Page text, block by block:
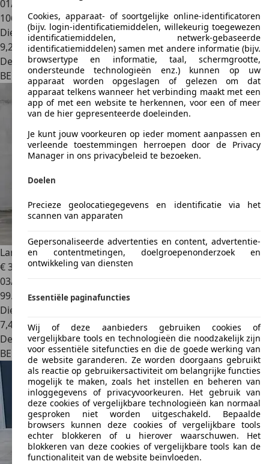
01/2011
106.235 km
Diesel
9,2 l/100 km (comb.)
Dealer
BE 3950Bocholt
Land Rover Range Rover Sport
3.0 TDV6 HSE Dynamic Black
€ 36.990
03/2019
99.999 km
Diesel
7,4 l/100 km (comb.)
Dealer
BE 8540Deerlijk
Cookies, apparaat- of soortgelijke online-identificatoren
(bijv. login-identificatiemiddelen, willekeurig toegewezen
identificatiemiddelen, netwerk-gebaseerde
identificatiemiddelen) samen met andere informatie (bijv.
browsertype en informatie, taal, schermgrootte,
ondersteunde technologieën enz.) kunnen op uw
apparaat worden opgeslagen of gelezen om dat
apparaat telkens wanneer het verbinding maakt met een
app of met een website te herkennen, voor een of meer
van de hier gepresenteerde doeleinden.
Je kunt jouw voorkeuren op ieder moment aanpassen en
verleende toestemmingen herroepen door de Privacy
Manager in ons privacybeleid te bezoeken.
Doelen
Precieze geolocatiegegevens en identificatie via het
scannen van apparaten
Gepersonaliseerde advertenties en content, advertentie-
en contentmetingen, doelgroepenonderzoek en
ontwikkeling van diensten
Essentiële paginafuncties
Wij of deze aanbieders gebruiken cookies of
vergelijkbare tools en technologieën die noodzakelijk zijn
voor essentiële sitefuncties en die de goede werking van
de website garanderen. Ze worden doorgaans gebruikt
als reactie op gebruikersactiviteit om belangrijke functies
mogelijk te maken, zoals het instellen en beheren van
inloggegevens of privacyvoorkeuren. Het gebruik van
deze cookies of vergelijkbare technologieën kan normaal
gesproken niet worden uitgeschakeld. Bepaalde
browsers kunnen deze cookies of vergelijkbare tools
echter blokkeren of u hierover waarschuwen. Het
blokkeren van deze cookies of vergelijkbare tools kan de
functionaliteit van de website beïnvloeden.